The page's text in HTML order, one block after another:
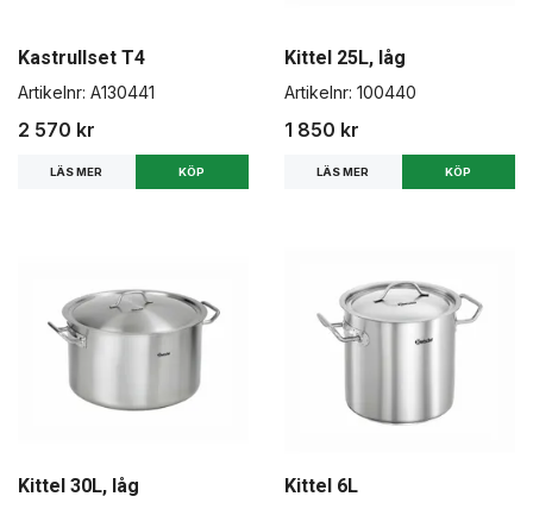
Kastrullset T4
Artikelnr: A130441
2 570 kr
LÄS MER
Kittel 25L, låg
Artikelnr: 100440
1 850 kr
LÄS MER
Kittel 30L, låg Kittel 6L